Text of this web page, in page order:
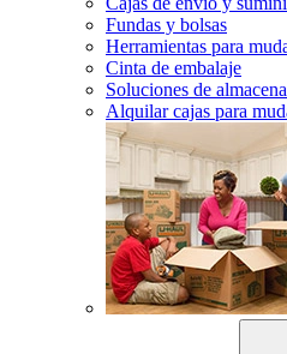
Fundas y bolsas
Herramientas para
Cinta de embalaje
Soluciones de
Alquilar cajas para